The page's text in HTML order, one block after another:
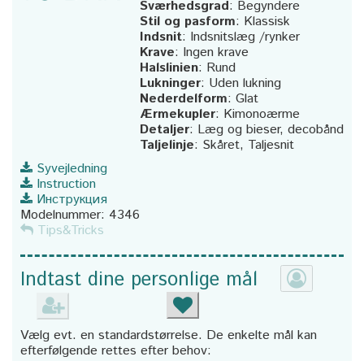
Sværhedsgrad: Begyndere
Stil og pasform: Klassisk
Indsnit: Indsnitslæg /rynker
Krave: Ingen krave
Halslinien: Rund
Lukninger: Uden lukning
Nederdelform: Glat
Ærmekupler: Kimonoærme
Detaljer: Læg og bieser, decobånd
Taljelinje: Skåret, Taljesnit
Syvejledning
Instruction
Инструкция
Modelnummer: 4346
Tips&Tricks
Indtast dine personlige mål
Vælg evt. en standardstørrelse. De enkelte mål kan
efterfølgende rettes efter behov: